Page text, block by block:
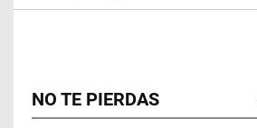
NO TE PIERDAS